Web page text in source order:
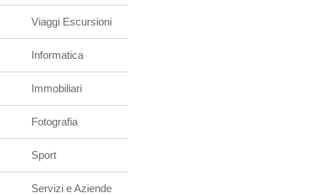
Viaggi Escursioni
Informatica
Immobiliari
Fotografia
Sport
Servizi e Aziende